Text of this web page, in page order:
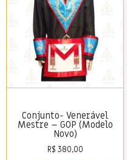
Conjunto- Venerável
Mestre – GOP (Modelo
Novo)
R$ 380,00